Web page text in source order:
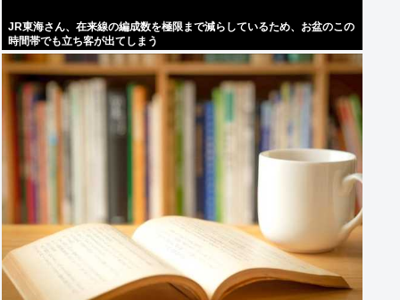
JR東海さん、在来線の編成数を極限まで減らしているため、お盆のこの
時間帯でも立ち客が出てしまう